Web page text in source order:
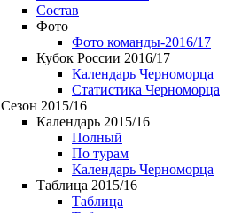
Состав
Фото
Фото команды-2016/17
Кубок России 2016/17
Календарь Черноморца
Статистика Черноморца
Сезон 2015/16
Календарь 2015/16
Полный
По турам
Календарь Черноморца
Таблица 2015/16
Таблица